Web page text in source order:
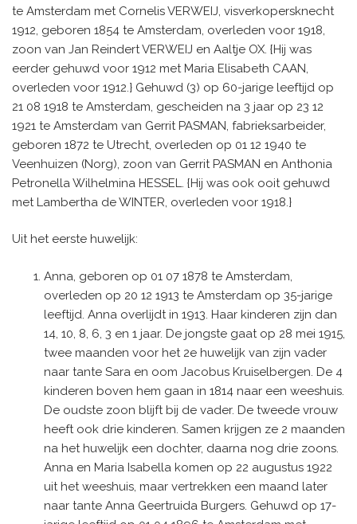
te Amsterdam met Cornelis VERWEIJ, visverkopersknecht
1912, geboren 1854 te Amsterdam, overleden voor 1918,
zoon van Jan Reindert VERWEIJ en Aaltje OX. {Hij was
eerder gehuwd voor 1912 met Maria Elisabeth CAAN,
overleden voor 1912.} Gehuwd (3) op 60-jarige leeftijd op
21 08 1918 te Amsterdam, gescheiden na 3 jaar op 23 12
1921 te Amsterdam van Gerrit PASMAN, fabrieksarbeider,
geboren 1872 te Utrecht, overleden op 01 12 1940 te
Veenhuizen (Norg), zoon van Gerrit PASMAN en Anthonia
Petronella Wilhelmina HESSEL. {Hij was ook ooit gehuwd
met Lambertha de WINTER, overleden voor 1918.}
Uit het eerste huwelijk:
Anna, geboren op 01 07 1878 te Amsterdam,
overleden op 20 12 1913 te Amsterdam op 35-jarige
leeftijd. Anna overlijdt in 1913. Haar kinderen zijn dan
14, 10, 8, 6, 3 en 1 jaar. De jongste gaat op 28 mei 1915,
twee maanden voor het 2e huwelijk van zijn vader
naar tante Sara en oom Jacobus Kruiselbergen. De 4
kinderen boven hem gaan in 1814 naar een weeshuis.
De oudste zoon blijft bij de vader. De tweede vrouw
heeft ook drie kinderen. Samen krijgen ze 2 maanden
na het huwelijk een dochter, daarna nog drie zoons.
Anna en Maria Isabella komen op 22 augustus 1922
uit het weeshuis, maar vertrekken een maand later
naar tante Anna Geertruida Burgers. Gehuwd op 17-